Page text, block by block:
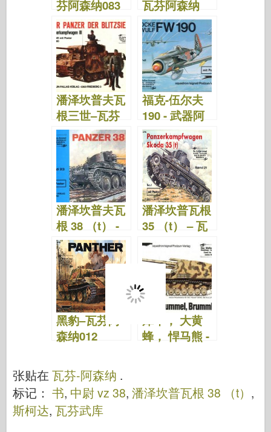
芬阿森纳083
瓦芬阿森纳
073
潘泽坎普夫瓦
根三世–瓦芬
阿森纳048
福克-伍尔夫
190 - 武器阿
森纳 024
潘泽坎普夫瓦
根 38 （t） -
武器阿森纳
023
潘泽坎普瓦根
35 （t） – 瓦
芬阿森纳 021
黑豹–瓦芬阿
森纳012
犀牛， 大黄
蜂， 悍马熊 -
张贴在 瓦芬-阿森纳 .
标记： 书, 中尉 vz 38, 潘泽坎普瓦根 38 （t） ,
斯柯达, 瓦芬武库